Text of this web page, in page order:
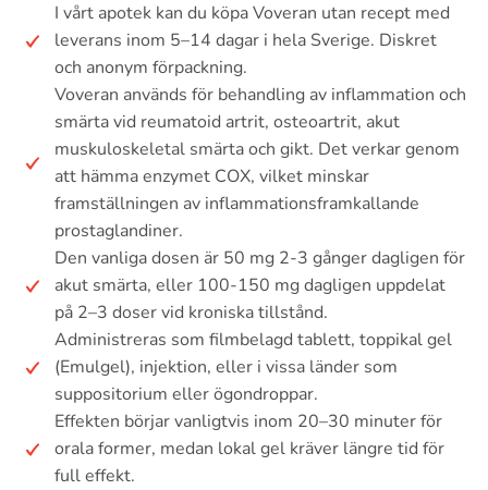
I vårt apotek kan du köpa Voveran utan recept med
leverans inom 5–14 dagar i hela Sverige. Diskret
och anonym förpackning.
Voveran används för behandling av inflammation och
smärta vid reumatoid artrit, osteoartrit, akut
muskuloskeletal smärta och gikt. Det verkar genom
att hämma enzymet COX, vilket minskar
framställningen av inflammationsframkallande
prostaglandiner.
Den vanliga dosen är 50 mg 2-3 gånger dagligen för
akut smärta, eller 100-150 mg dagligen uppdelat
på 2–3 doser vid kroniska tillstånd.
Administreras som filmbelagd tablett, toppikal gel
(Emulgel), injektion, eller i vissa länder som
suppositorium eller ögondroppar.
Effekten börjar vanligtvis inom 20–30 minuter för
orala former, medan lokal gel kräver längre tid för
full effekt.